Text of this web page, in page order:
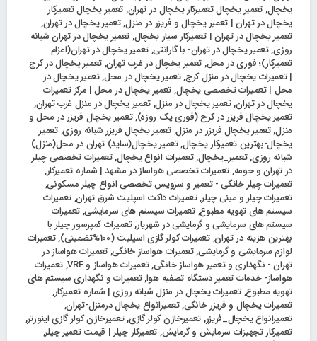
یخچال,تعمیر یخچال تعمیرکار یخچال در تهران,تعمیر یخچال تعمیرکار
یخچال در تهران | تعمیر یخچال و فریزر در منزل,تعمیر یخچال در تهران,
تعمیر یخچال در تهران | تعمیرکار سیار یخچال,تعمیر یخچال در تهران️ شبانه
روزی,تعمیر یخچال در تهران- با گارانتی,تعمیر یخچال در تهران(اعزام
تعمیرکار)؛ فوری در محل,تعمیر یخچال در غرب تهران,تعمیر یخچال در کرج
| تعمیرات یخچال در منزل کرج,تعمیر یخچال در محل,تعمیر یخچال در
محل | تعمیرات تخصصی یخچال,تعمیر یخچال در محل | مرکز تعمیرات
یخچال در تهران,تعمیر یخچال در منزل,تعمیر یخچال در منزل غرب تهران,
تعمیر یخچال فریزر در کرج (فوری یک روزه),تعمیر یخچال فریزر در محل و
منزل,تعمیر یخچال فریزر در منزل,تعمیر یخچال فریزر شبانه روزی,تعمیر
یخچال-بهترین تعمیرکار یخچال,تعمیر یخچال(ساید) تهران در محل(منزل)
شبانه روزی,تعمیر_یخچال,تعمیرات انواع یخچال,تعمیرات تخصصی چیلر
در تهران و حومه,تعمیرات تخصصی هواساز در مشهد | شماره تعمیرکار,
تعمیرات چیلر خانگی - تعمیر و سرویس تخصصی انواع چیلر مسکونی,
تعمیرات چیلر و مینی چیلر,تعمیرات داکت اسپلیت شرق تهران,تعمیرات
سیستم های تهویه مطبوع,تعمیرات سیستم های سرمایشی,تعمیرات
سیستم های سرمایشی و گرمایشی در شهریار,تعمیرات کمپرسور چیلر با
بهترین هزینه در تهران,تعمیرات کولر گازی اسپلیت (100%تضمینی) ,تعمیرات
لوازم سرمایشی و گرمایشی,تعمیرات هواساز خانگی,تعمیرات هواساز در
تهران - نگهداری و تعمیر هواساز خانگی,تعمیرات هواساز و VRF ,تعمیرات
هواساز- خدمات تعمیر دستگاه تصفیه هوا,تعمیرات و نگهداری سیستم های
تهویه مطبوع,تعمیرات یخچال در منزل شبانه روزی | شماره تعمیرکار,
تعمیرات یخچال و فریزر خانگی,تعمیرانواع یخچال درمنزل-تهران,
تعمیرانواع یخچال_فریزر,تعمیرخازن کولر گازی,تعمیرخازن کولر گازی اینورتر,
تعمیرکار تجهیزات سرمایش و گرمایش,تعمیرکار چیلر | قیمت تعمیر چیلر,